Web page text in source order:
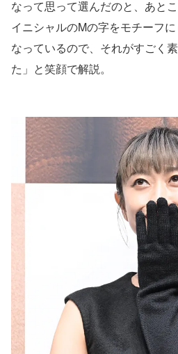
なって思って選んだのと、あと
イニシャルのMの字をモチーフ
なっているので、それがすごく
た」と笑顔で解説。